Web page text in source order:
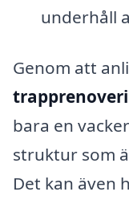
underhåll
Genom att
bara en
struktur som
Det kan även